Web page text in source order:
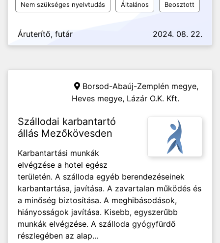
Nem szükséges nyelvtudás Általános Beosztott
Áruterítő, futár 2024. 08. 22.
Borsod-Abaúj-Zemplén megye,
Heves megye, Lázár O.K. Kft.
Szállodai karbantartó
állás Mezőkövesden
Karbantartási munkák
elvégzése a hotel egész
területén. A szálloda egyéb berendezéseinek
karbantartása, javítása. A zavartalan működés és
a minőség biztosítása. A meghibásodások,
hiányosságok javítása. Kisebb, egyszerűbb
munkák elvégzése. A szálloda gyógyfürdő
részlegében az alap...